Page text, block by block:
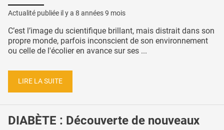
Actualité publiée il y a 8 années 9 mois
C’est l’image du scientifique brillant, mais distrait dans son
propre monde, parfois inconscient de son environnement
ou celle de l'écolier en avance sur ses ...
LIRE LA SUITE
DIABÈTE : Découverte de nouveaux